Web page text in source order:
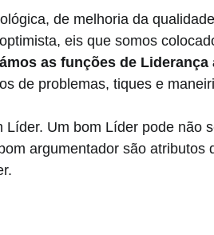
de melhoria da
eis que somos
as funções de
de problemas, tiques e
Um bom Líder pode não
argumentador são atributos